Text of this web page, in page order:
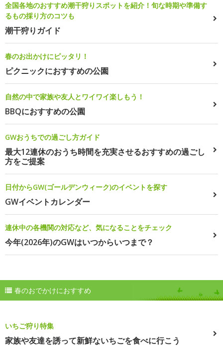
全国各地のおすすめ潮干狩りスポットを紹介！旬な時期や準備す
るもの採り方のコツも
潮干狩りガイド
春のお出かけにピッタリ！
ピクニックにおすすめの公園
自然の中で家族や友人とワイワイ楽しもう！
BBQにおすすめの公園
GWおうちでの過ごし方ガイド
最大12連休のおうち時間を充実させるおすすめの過ごし
方をご提案
日付からGW(ゴールデンウィーク)のイベントを探す
GWイベントカレンダー
連休中の各機関の対応など、気になることをチェック
今年(2026年)のGWはいつからいつまで？
春のおでかけにおすすめ
いちご狩り特集
家族や友達を誘って新鮮ないちごを食べに行こう